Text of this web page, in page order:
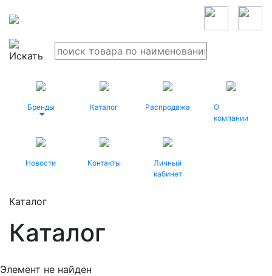
Бренды Каталог Распродажа
О
компании
Новости Контакты
Личный
кабинет
Каталог
Каталог
Элемент не найден